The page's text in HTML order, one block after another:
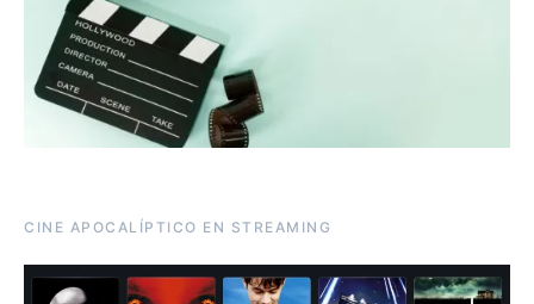
CINE APOCALÍPTICO EN STREAMING